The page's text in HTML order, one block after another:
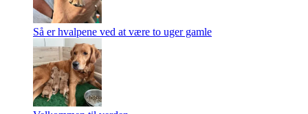
Så er hvalpene ved at være to uger gamle